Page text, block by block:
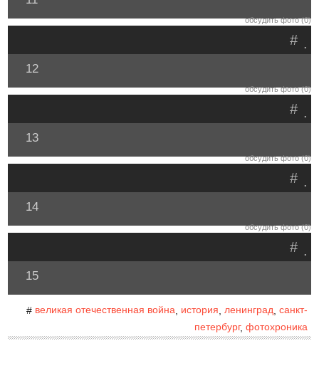
обсудить фото (0)
.
#
12
обсудить фото (0)
.
#
13
обсудить фото (0)
.
#
14
обсудить фото (0)
.
#
15
# великая отечественная война, история ленинград, санкт-
петербург, фотохроника